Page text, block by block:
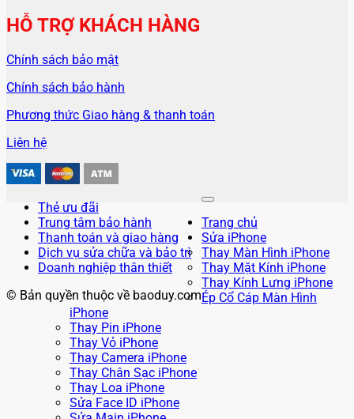
HỖ TRỢ KHÁCH HÀNG
Chính sách bảo mật
Chính sách bảo hành
Phương thức Giao hàng & thanh toán
Liên hệ
Thẻ ưu đãi
Trung tâm bảo hành
Thanh toán và giao hàng
Dịch vụ sửa chữa và bảo trì
Doanh nghiệp thân thiết
© Bản quyền thuộc về baoduy.com
Trang chủ
Sửa iPhone
Thay Màn Hình iPhone
Thay Mặt Kính iPhone
Thay Kính Lưng iPhone
Ép Cổ Cáp Màn Hình
iPhone
Thay Pin iPhone
Thay Vỏ iPhone
Thay Camera iPhone
Thay Chân Sạc iPhone
Thay Loa iPhone
Sửa Face ID iPhone